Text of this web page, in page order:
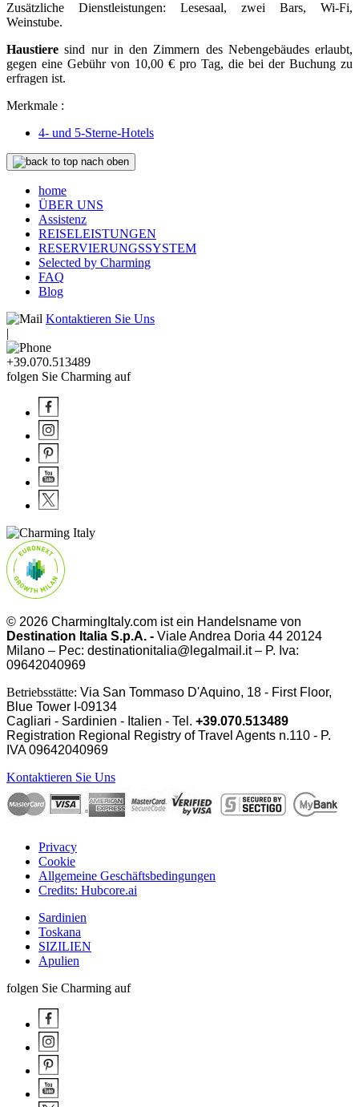
Zusätzliche Dienstleistungen: Lesesaal, zwei Bars, Wi-Fi,
Weinstube.
Haustiere sind nur in den Zimmern des Nebengebäudes erlaubt,
gegen eine Gebühr von 10,00 € pro Tag, die bei der Buchung zu
erfragen ist.
Merkmale :
4- und 5-Sterne-Hotels
nach oben
home
ÜBER UNS
Assistenz
REISELEISTUNGEN
RESERVIERUNGSSYSTEM
Selected by Charming
FAQ
Blog
Kontaktieren Sie Uns
|
+39.070.513489
folgen Sie Charming auf
© 2026 CharmingItaly.com ist ein Handelsname von
Destination Italia S.p.A. - Viale Andrea Doria 44 20124
Milano – Pec: destinationitalia@legalmail.it – P. Iva:
09642040969
Betriebsstätte: Via San Tommaso D'Aquino, 18 - First Floor,
Blue Tower I-09134
Cagliari - Sardinien - Italien - Tel. +39.070.513489
Registration Regional Registry of Travel Agents n.110 - P.
IVA09642040969
Kontaktieren Sie Uns
Privacy
Cookie
Allgemeine Geschäftsbedingungen
Credits: Hubcore.ai
Sardinien
Toskana
SIZILIEN
Apulien
folgen Sie Charming auf